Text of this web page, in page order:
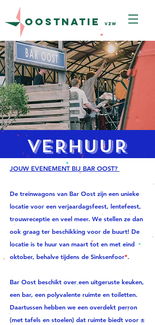
oostnatie vzw
VERHUUR
JOUW EVENEMENT BIJ BAR OOST?
De treinwagons van Bar Oost zijn een unieke
locatie voor een verjaardagsfeest, lentefeest,
trouwreceptie en veel meer. We stellen ze dan
ook graag ter beschikking voor de buurt! De
locatie is te huur van maart tot en met eind
oktober, behalve tijdens de Sinksenfoor*.
Bar Oost beschikt over een uitgeruste keuken,
een bar, een polyvalente ruimte en toiletten.
Daartussen hebben we een overdekt perron
(met tafels en stoelen) dat ruimte biedt voor ±